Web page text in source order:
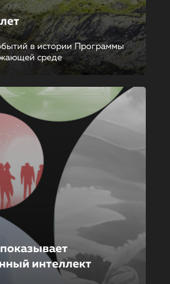
в истории Программы
среде
интеллект